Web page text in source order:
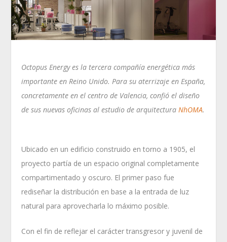
Octopus Energy es la tercera compañía energética más
importante en Reino Unido. Para su aterrizaje en España,
concretamente en el centro de Valencia, confió el diseño
de sus nuevas oficinas al estudio de arquitecturaNhOMA.
Ubicado en un edificio construido en torno a 1905, el
proyecto partía de un espacio original completamente
compartimentado y oscuro. El primer paso fue
rediseñar la distribución en base a la entrada de luz
natural para aprovecharla lo máximo posible.
Con el fin de reflejar el carácter transgresor y juvenil de